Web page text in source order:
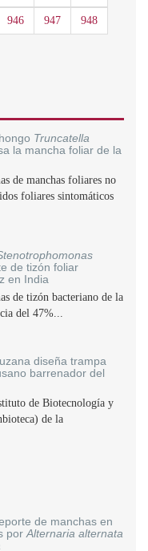
946 947 948
Truncatella
la mancha foliar de la
de manchas foliares no
foliares sintomáticos
de tizón foliar
en India
de tizón bacteriano de la
del 47%...
diseña trampa
barrenador del
de Biotecnología y
de la
de manchas en
por Alternaria alternata